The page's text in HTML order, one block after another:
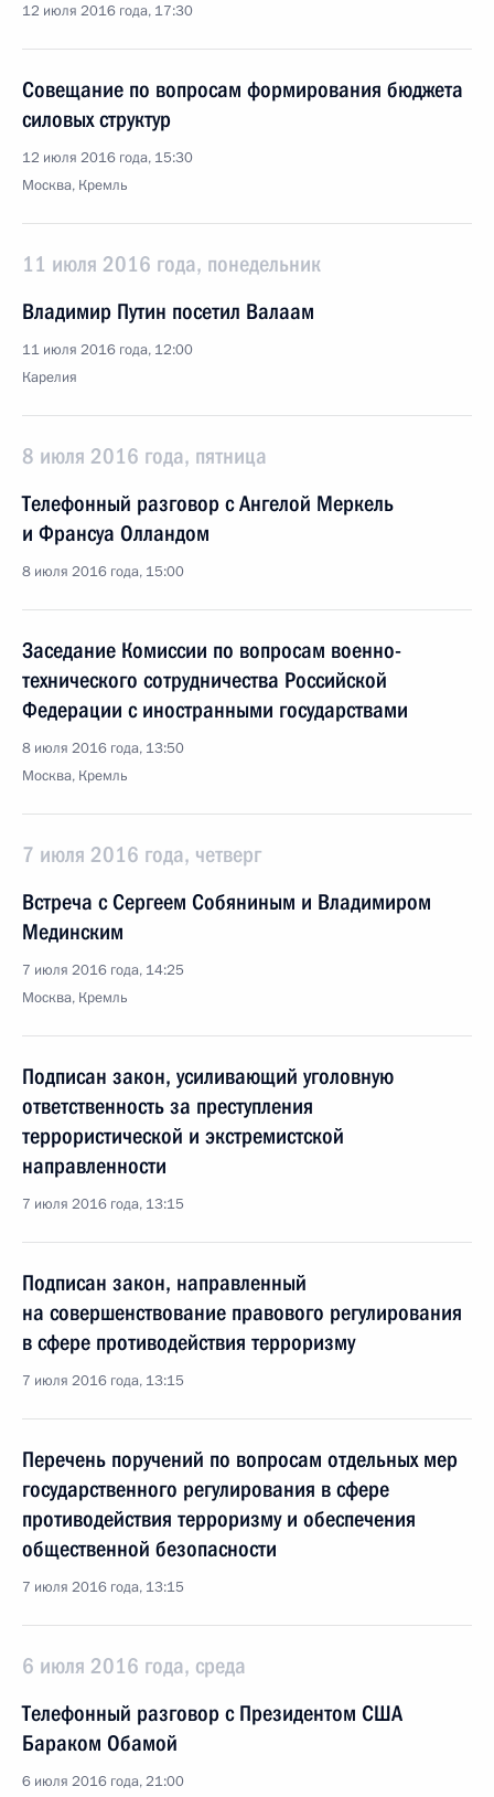
12 июля 2016 года, 17:30
Совещание по вопросам формирования бюджета
силовых структур
12 июля 2016 года, 15:30
Москва, Кремль
11 июля 2016 года, понедельник
Владимир Путин посетил Валаам
11 июля 2016 года, 12:00
Карелия
8 июля 2016 года, пятница
Телефонный разговор с Ангелой Меркель
и Франсуа Олландом
8 июля 2016 года, 15:00
Заседание Комиссии по вопросам военно-
технического сотрудничества Российской
Федерации с иностранными государствами
8 июля 2016 года, 13:50
Москва, Кремль
7 июля 2016 года, четверг
Встреча с Сергеем Собяниным и Владимиром
Мединским
7 июля 2016 года, 14:25
Москва, Кремль
Подписан закон, усиливающий уголовную
ответственность за преступления
террористической и экстремистской
направленности
7 июля 2016 года, 13:15
Подписан закон, направленный
на совершенствование правового регулирования
в сфере противодействия терроризму
7 июля 2016 года, 13:15
Перечень поручений по вопросам отдельных мер
государственного регулирования в сфере
противодействия терроризму и обеспечения
общественной безопасности
7 июля 2016 года, 13:15
6 июля 2016 года, среда
Телефонный разговор с Президентом США
Бараком Обамой
6 июля 2016 года, 21:00